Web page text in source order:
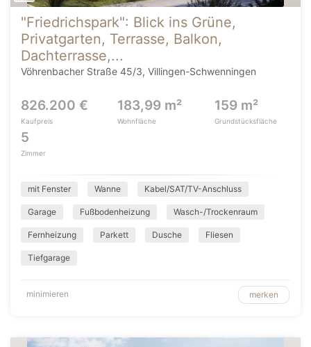
"Friedrichspark": Blick ins Grüne,
Privatgarten, Terrasse, Balkon,
Dachterrasse,...
Vöhrenbacher Straße 45/3, Villingen-Schwenningen
826.200 €
Kaufpreis
183,99 m²
Wohnfläche
159 m²
Grundstücksfläche
5
Zimmer
mit Fenster Wanne Kabel/SAT/TV-Anschluss
Garage Fußbodenheizung Wasch-/Trockenraum
Fernheizung Parkett Dusche Fliesen
Tiefgarage
minimieren merken